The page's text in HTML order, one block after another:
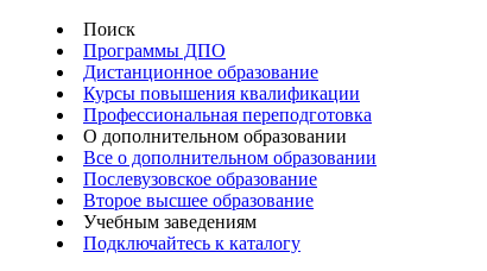
Поиск
Программы ДПО
Дистанционное образование
Курсы повышения квалификации
Профессиональная переподготовка
О дополнительном образовании
Все о дополнительном образовании
Послевузовское образование
Второе высшее образование
Учебным заведениям
Подключайтесь к каталогу